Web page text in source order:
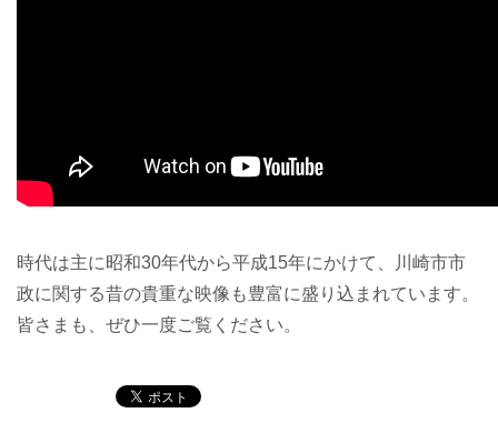
時代は主に昭和30年代から平成15年にかけて、川崎市市
政に関する昔の貴重な映像も豊富に盛り込まれています。
皆さまも、ぜひ一度ご覧ください。